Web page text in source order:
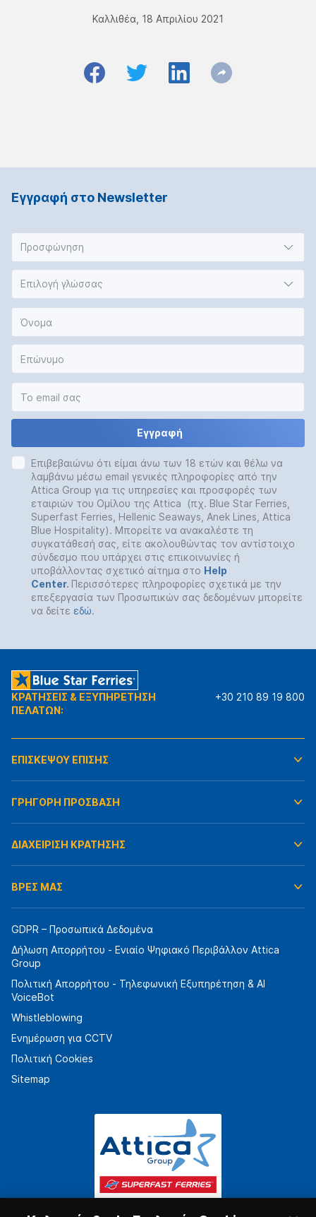
Καλλιθέα, 18 Απριλίου 2021
Εγγραφή στο Νewsletter
Προσφώνηση
Επιλογή γλώσσας
Εγγραφή
Επιβεβαιώνω ότι είμαι άνω των 18 ετών και θέλω να
λαμβάνω μέσω email γενικές πληροφορίες από την
Attica Group για τις υπηρεσίες και προσφορές των
εταιριών του Ομίλου της Attica (πχ. Blue Star Ferries,
Superfast Ferries, Hellenic Seaways, Anek Lines, Attica
Blue Hospitality). Μπορείτε να ανακαλέστε τη
συγκατάθεσή σας, είτε ακολουθώντας τον αντίστοιχο
σύνδεσμο που υπάρχει στις επικοινωνίες ή
υποβάλλοντας σχετικό αίτημα στο Help
Center. Περισσότερες πληροφορίες σχετικά με την
επεξεργασία των Προσωπικών σας δεδομένων μπορείτε
να δείτε εδώ.
ΚΡΑΤΗΣΕΙΣ & ΕΞΥΠΗΡΕΤΗΣΗ
ΠΕΛΑΤΩΝ:
+30 210 89 19 800
ΕΠΙΣΚΕΨΟΥ ΕΠΙΣΗΣ
ΓΡΗΓΟΡΗ ΠΡΟΣΒΑΣΗ
ΔΙΑΧΕΙΡΙΣΗ ΚΡΑΤΗΣΗΣ
ΒΡΕΣ ΜΑΣ
GDPR – Προσωπικά Δεδομένα
Δήλωση Απορρήτου - Ενιαίο Ψηφιακό Περιβάλλον Attica
Group
Πολιτική Απορρήτου - Τηλεφωνική Εξυπηρέτηση & AI
VoiceBot
Whistleblowing
Ενημέρωση για CCTV
Πολιτική Cookies
Sitemap